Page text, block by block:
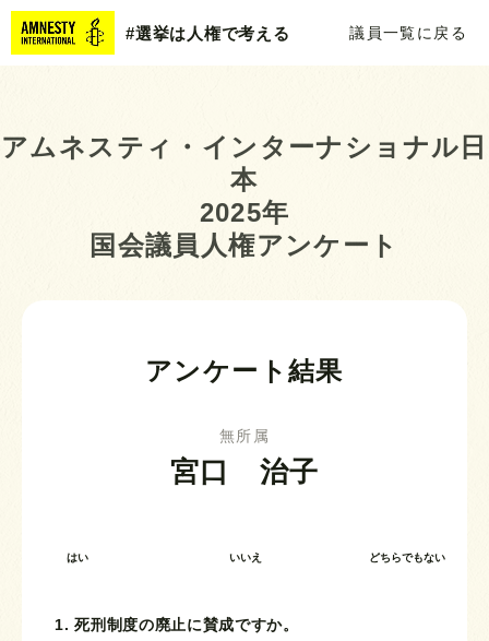
#選挙は人権で考える 議員一覧に戻る
アムネスティ・インターナショナル日
本
2025年
国会議員人権アンケート
アンケート結果
無所属
宮口 治子
はい いいえ どちらでもない
1. 死刑制度の廃止に賛成ですか。